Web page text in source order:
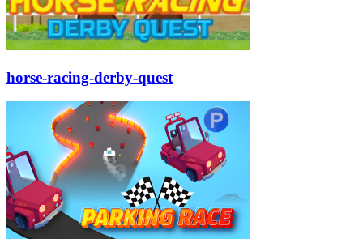
horse-racing-derby-quest